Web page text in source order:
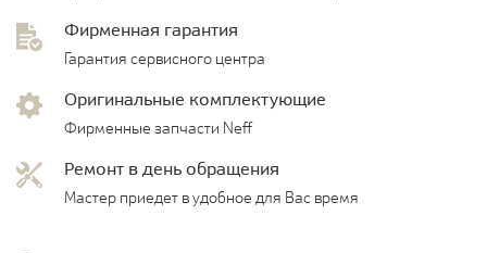
Фирменная гарантия
Гарантия сервисного центра
Оригинальные комплектующие
Фирменные запчасти Neff
Ремонт в день обращения
Мастер приедет в удобное для Вас время